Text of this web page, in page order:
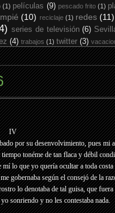
(1) películas (9) pescado frito (1)
(10) reciclaje (1) redes (11)
series de televisión (6)
(4) trabajos (1) twitter (3)
IV
por su desenvolvimiento, pues mi
tonéme de tan flaca y débil
lo que yo quería ocultar a toda
gobernaba según el consejó de la
lo denotaba de tal guisa, que
sonriendo y no les contestaba nada.